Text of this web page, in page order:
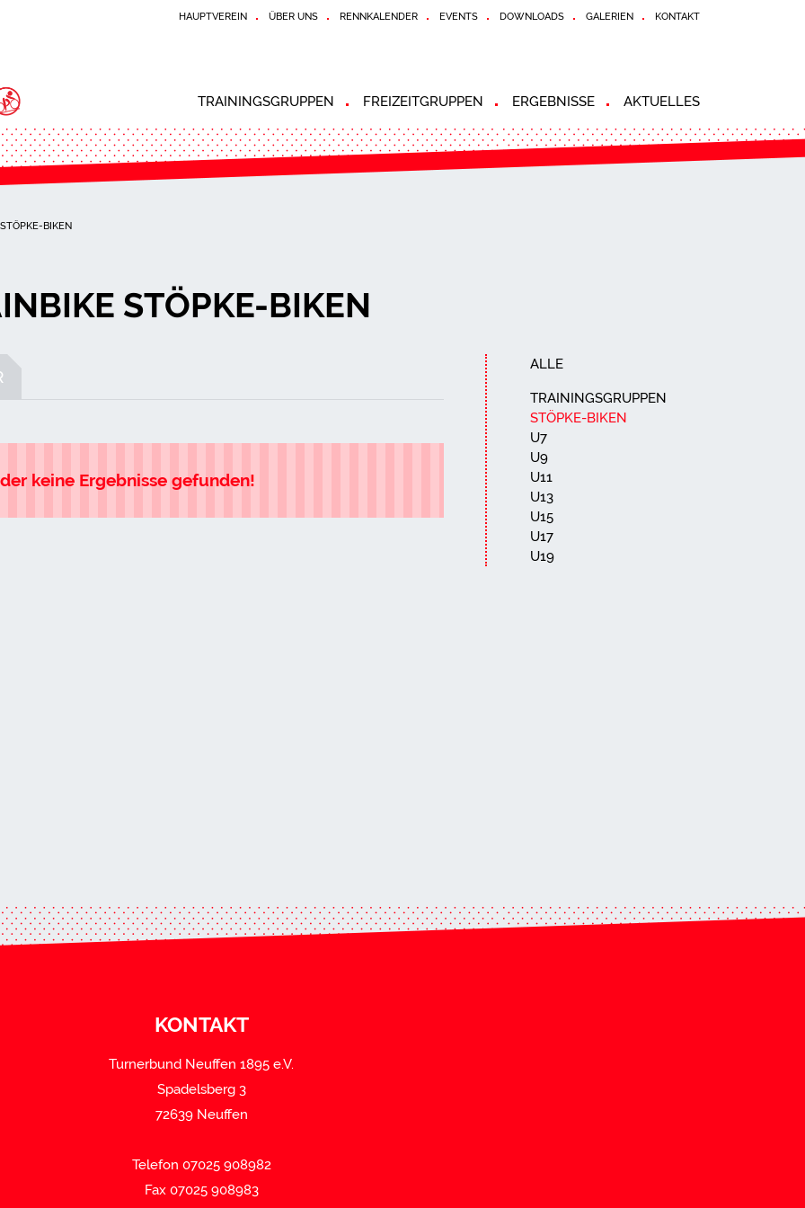
HAUPTVEREIN ÜBER UNS RENNKALENDER EVENTS DOWNLOADS GALERIEN KONTAKT
TRAININGSGRUPPEN FREIZEITGRUPPEN ERGEBNISSE AKTUELLES
STÖPKE-BIKEN
STÖPKE-BIKEN
keine Ergebnisse gefunden!
ALLE
TRAININGSGRUPPEN
STÖPKE-BIKEN
U7
U9
U11
U13
U15
U17
U19
KONTAKT
Turnerbund Neuffen 1895 e.V.
Spadelsberg 3
72639 Neuffen
Telefon 07025 908982
Fax 07025 908983